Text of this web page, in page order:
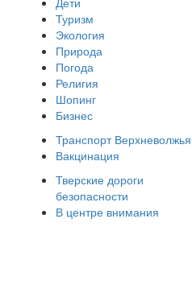
Туризм
Экология
Природа
Погода
Религия
Шопинг
Бизнес
Транспорт Верхневолжья
Вакцинация
Тверские дороги
безопасности
В центре внимания